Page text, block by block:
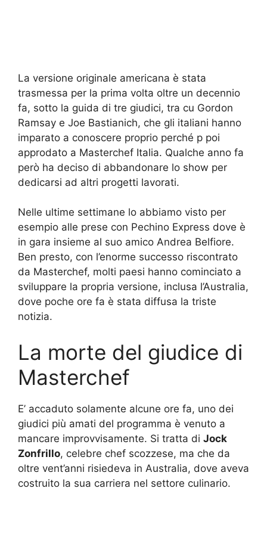
La versione originale americana è stata
trasmessa per la prima volta oltre un decennio
fa, sotto la guida di tre giudici, tra cu Gordon
Ramsay e Joe Bastianich, che gli italiani hanno
imparato a conoscere proprio perché p poi
approdato a Masterchef Italia. Qualche anno fa
però ha deciso di abbandonare lo show per
dedicarsi ad altri progetti lavorati.
Nelle ultime settimane lo abbiamo visto per
esempio alle prese con Pechino Express dove è
in gara insieme al suo amico Andrea Belfiore.
Ben presto, con l’enorme successo riscontrato
da Masterchef, molti paesi hanno cominciato a
sviluppare la propria versione, inclusa l’Australia,
dove poche ore fa è stata diffusa la triste
notizia.
La morte del giudice di
Masterchef
E’ accaduto solamente alcune ore fa, uno dei
giudici più amati del programma è venuto a
mancare improvvisamente. Si tratta di Jock
Zonfrillo, celebre chef scozzese, ma che da
oltre vent’anni risiedeva in Australia, dove aveva
costruito la sua carriera nel settore culinario.